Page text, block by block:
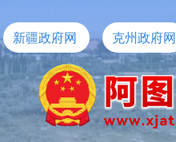
新疆政府网 克州政府网